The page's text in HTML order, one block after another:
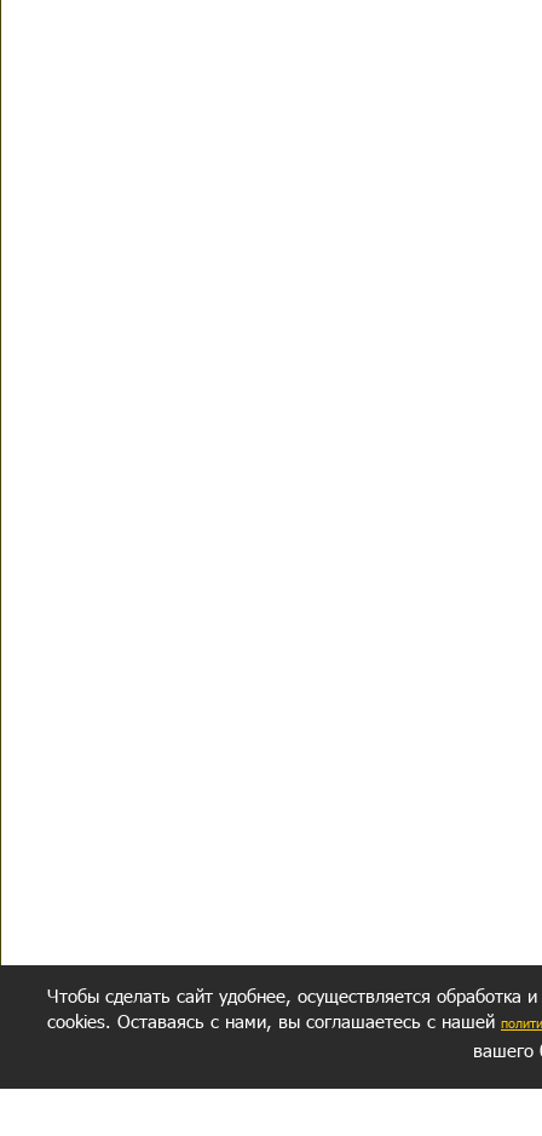
Чтобы сделать сайт удобнее, осуществляется обработка
cookies. Оставаясь с нами, вы соглашаетесь с нашей
вашего